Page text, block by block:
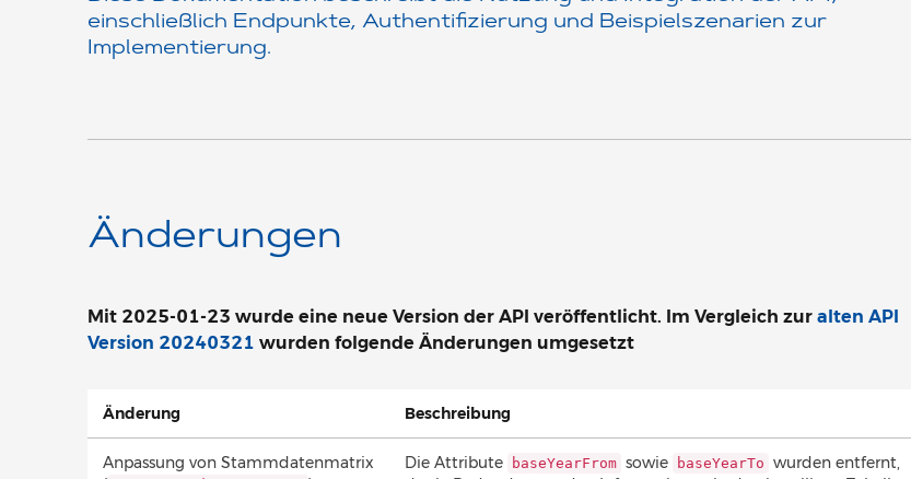
einschließlich Endpunkte, Authentifizierung und Beispielszenarien zur
Implementierung.
Änderungen
Mit 2025-01-23 wurde eine neue Version der API veröffentlicht. Im Vergleich zur alten API
Version 20240321 wurden folgende Änderungen umgesetzt
Änderung Beschreibung
Anpassung von Stammdatenmatrix
Die Attribute baseYearFrom sowie baseYearTo wurden entfernt,